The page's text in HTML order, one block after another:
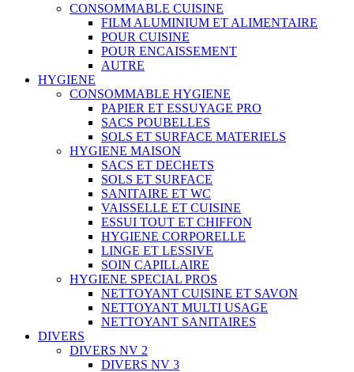
CONSOMMABLE CUISINE
FILM ALUMINIUM ET ALIMENTAIRE
POUR CUISINE
POUR ENCAISSEMENT
AUTRE
HYGIENE
CONSOMMABLE HYGIENE
PAPIER ET ESSUYAGE PRO
SACS POUBELLES
SOLS ET SURFACE MATERIELS
HYGIENE MAISON
SACS ET DECHETS
SOLS ET SURFACE
SANITAIRE ET WC
VAISSELLE ET CUISINE
ESSUI TOUT ET CHIFFON
HYGIENE CORPORELLE
LINGE ET LESSIVE
SOIN CAPILLAIRE
HYGIENE SPECIAL PROS
NETTOYANT CUISINE ET SAVON
NETTOYANT MULTI USAGE
NETTOYANT SANITAIRES
DIVERS
DIVERS NV 2
DIVERS NV 3